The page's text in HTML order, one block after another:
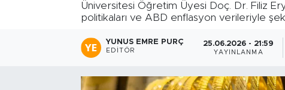
Üniversitesi Öğretim Üyesi Doç. Dr. Filiz
politikaları ve ABD enflasyon verileriyle
YUNUS EMRE PURÇ
EDITÖR
25.06.2026 - 21:59
YAYINLANMA
Tüm Manşetler
Son Dakika Haberleri
Haber Arşivi